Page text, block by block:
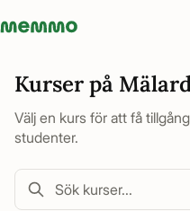
Memmo - AI-verktyg och digital
Kurser på
Välj en kurs för att få
studenter.